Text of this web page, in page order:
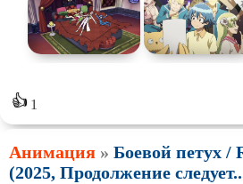
👍 1
Анимация » Боевой петух /
(2025, Продолжение